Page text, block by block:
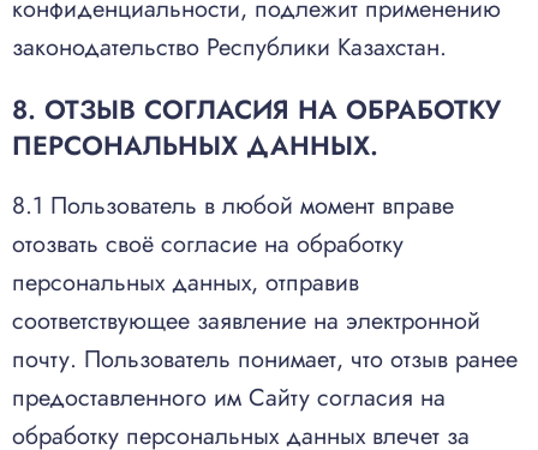
конфиденциальности, подлежит применению
законодательство Республики Казахстан.
8. ОТЗЫВ СОГЛАСИЯ НА ОБРАБОТКУ
ПЕРСОНАЛЬНЫХ ДАННЫХ.
8.1 Пользователь в любой момент вправе
отозвать своё согласие на обработку
персональных данных, отправив
соответствующее заявление на электронной
почту. Пользователь понимает, что отзыв ранее
предоставленного им Сайту согласия на
обработку персональных данных влечет за